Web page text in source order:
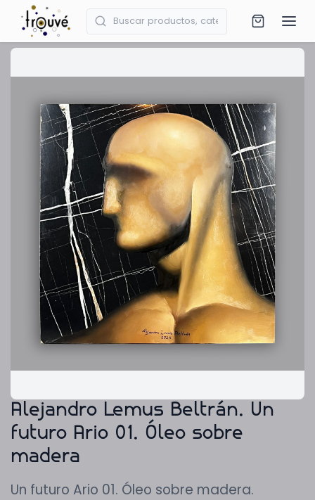
Alejandro Lemus Beltrán. Un
futuro Ario 01. Óleo sobre
madera
Un futuro Ario 01. Óleo sobre madera.